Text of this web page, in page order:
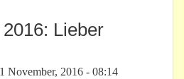
Lieber
November, 2016 - 08:14